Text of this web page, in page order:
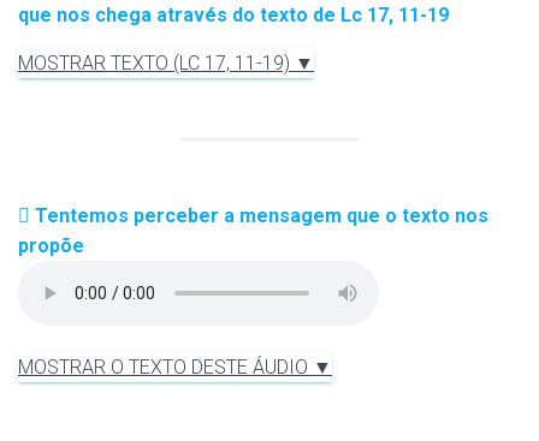
que nos chega através do texto de Lc 17, 11-19
MOSTRAR TEXTO (LC 17, 11-19) ▼
Tentemos perceber a mensagem que o texto nos
propõe
MOSTRAR O TEXTO DESTE ÁUDIO ▼